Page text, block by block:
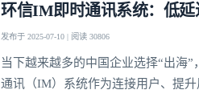
环信IM即时通讯系统：低
发布于 2025-07-10 | 阅读 30806
当下越来越多的中国企业选择“出海
通讯（IM）系统作为连接用户、提